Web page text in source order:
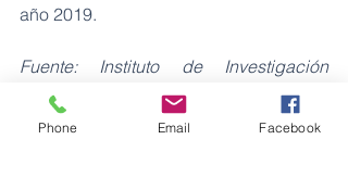
año 2019.
Fuente: Instituto de Investigación
Geológico y Energético
MinasPhone Email Facebook